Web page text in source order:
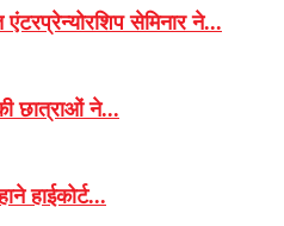
सेमिनार ने...
छात्राओं ने...
हाईकोर्ट...